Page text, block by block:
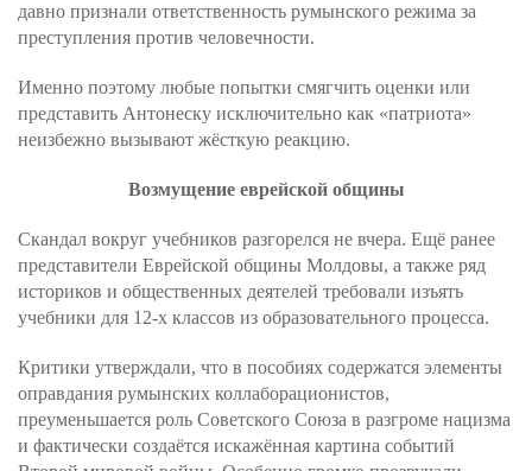
давно признали ответственность румынского режима за
преступления против человечности.
Именно поэтому любые попытки смягчить оценки или
представить Антонеску исключительно как «патриота»
неизбежно вызывают жёсткую реакцию.
Возмущение еврейской общины
Скандал вокруг учебников разгорелся не вчера. Ещё ранее
представители Еврейской общины Молдовы, а также ряд
историков и общественных деятелей требовали изъять
учебники для 12-х классов из образовательного процесса.
Критики утверждали, что в пособиях содержатся элементы
оправдания румынских коллаборационистов,
преуменьшается роль Советского Союза в разгроме нацизма
и фактически создаётся искажённая картина событий